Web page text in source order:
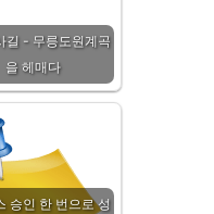
길 - 무릉도원계곡
을 헤매다
승인 한 번으로 성